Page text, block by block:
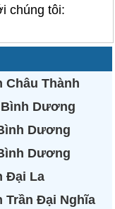
chúng tôi:
Châu Thành
Dương
Dương
Dương
Đại La
Trần Đại Nghĩa